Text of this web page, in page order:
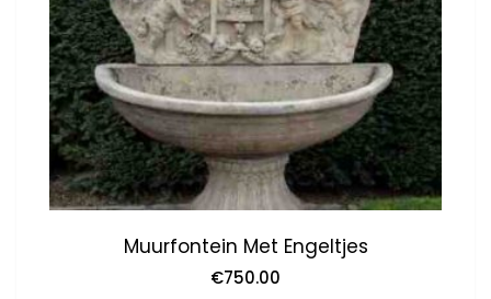
Muurfontein Met Engeltjes
€750.00